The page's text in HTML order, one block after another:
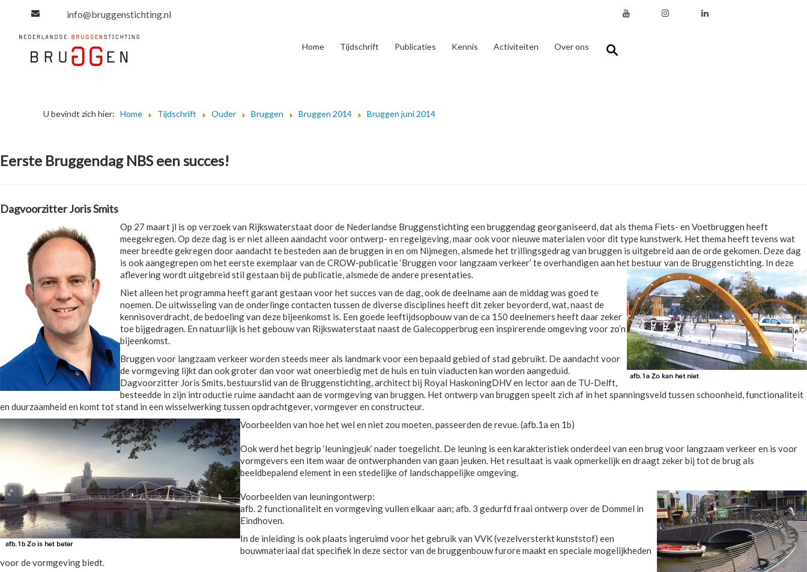
info@bruggenstichting.nl
Home Tijdschrift Publicaties Kennis Activiteiten Over ons
U bevindt zich hier: Home Tijdschrift Ouder Bruggen Bruggen 2014 Bruggen juni 2014
Eerste Bruggendag NBS een succes!
Dagvoorzitter Joris Smits
Op 27 maart jl is op verzoek van Rijkswaterstaat door de Nederlandse Bruggenstichting een bruggendag georganiseerd, dat als thema Fiets- en Voetbruggen heeft
meegekregen. Op deze dag is er niet alleen aandacht voor ontwerp- en regelgeving, maar ook voor nieuwe materialen voor dit type kunstwerk. Het thema heeft tevens wat
meer breedte gekregen door aandacht te besteden aan de bruggen in en om Nijmegen, alsmede het trillingsgedrag van bruggen is uitgebreid aan de orde gekomen. Deze dag
is ook aangegrepen om het eerste exemplaar van de CROW-publicatie ‘Bruggen voor langzaam verkeer’ te overhandigen aan het bestuur van de Bruggenstichting. In deze
aflevering wordt uitgebreid stil gestaan bij de publicatie, alsmede de andere presentaties.
Niet alleen het programma heeft garant gestaan voor het succes van de dag, ook de deelname aan de middag was goed te
noemen. De uitwisseling van de onderlinge contacten tussen de diverse disciplines heeft dit zeker bevorderd, wat, naast de
kennisoverdracht, de bedoeling van deze bijeenkomst is. Een goede leeftijdsopbouw van de ca 150 deelnemers heeft daar zeker
toe bijgedragen. En natuurlijk is het gebouw van Rijkswaterstaat naast de Galecopperbrug een inspirerende omgeving voor zo’n
bijeenkomst.
Bruggen voor langzaam verkeer worden steeds meer als landmark voor een bepaald gebied of stad gebruikt. De aandacht voor
de vormgeving lijkt dan ook groter dan voor wat oneerbiedig met de huis en tuin viaducten kan worden aangeduid.
Dagvoorzitter Joris Smits, bestuurslid van de Bruggenstichting, architect bij Royal HaskoningDHV en lector aan de TU-Delft,
besteedde in zijn introductie ruime aandacht aan de vormgeving van bruggen. Het ontwerp van bruggen speelt zich af in het spanningsveld tussen schoonheid, functionaliteit
en duurzaamheid en komt tot stand in een wisselwerking tussen opdrachtgever, vormgever en constructeur.
Voorbeelden van hoe het wel en niet zou moeten, passeerden de revue. (afb.1a en 1b)
Ook werd het begrip ‘leuningjeuk’ nader toegelicht. De leuning is een karakteristiek onderdeel van een brug voor langzaam verkeer en is voor
vormgevers een item waar de ontwerphanden van gaan jeuken. Het resultaat is vaak opmerkelijk en draagt zeker bij tot de brug als
beeldbepalend element in een stedelijke of landschappelijke omgeving.
Voorbeelden van leuningontwerp:
afb. 2 functionaliteit en vormgeving vullen elkaar aan; afb. 3 gedurfd fraai ontwerp over de Dommel in
Eindhoven.
In de inleiding is ook plaats ingeruimd voor het gebruik van VVK (vezelversterkt kunststof) een
bouwmateriaal dat specifiek in deze sector van de bruggenbouw furore maakt en speciale mogelijkheden
voor de vormgeving biedt.